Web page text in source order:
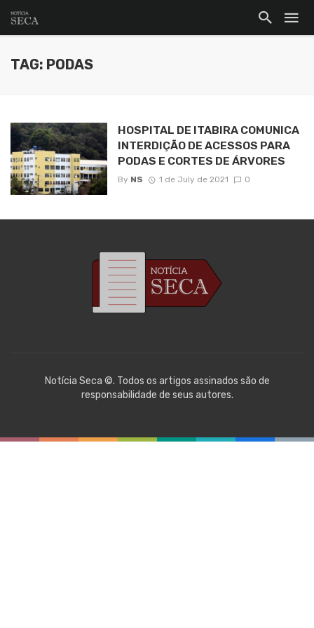
TAG: PODAS
HOSPITAL DE ITABIRA COMUNICA
INTERDIÇÃO DE ACESSOS PARA
PODAS E CORTES DE ÁRVORES
By NS 1 de July de 2021 0
Notícia Seca ©. Todos os artigos assinados são de
responsabilidade de seus autores.